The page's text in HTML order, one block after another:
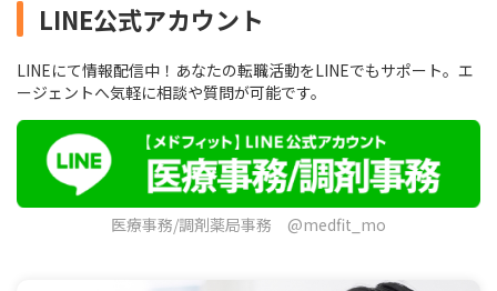
LINE公式アカウント
LINEにて情報配信中！あなたの転職活動をLINEでもサポート。エ
ージェントへ気軽に相談や質問が可能です。
医療事務/調剤薬局事務 @medfit_mo